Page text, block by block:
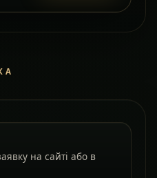
на сайті або в